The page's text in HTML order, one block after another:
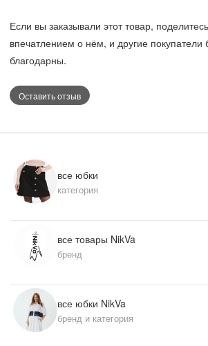
Если вы заказывали этот товар,
впечатлением о нём, и другие покупатели
благодарны.
Оставить отзыв
все юбки
категория
все товары NikVa
бренд
все юбки NikVa
бренд и категория